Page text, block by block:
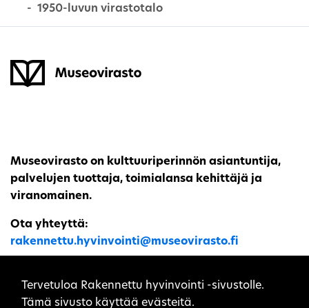
1950-luvun virastotalo
Museovirasto on kulttuuriperinnön asiantuntija,
palvelujen tuottaja, toimialansa kehittäjä ja
viranomainen.
Ota yhteyttä:
rakennettu.hyvinvointi@museovirasto.fi
Sivuston evästeet
Tervetuloa Rakennettu hyvinvointi -sivustolle.
Tämä sivusto käyttää evästeitä.